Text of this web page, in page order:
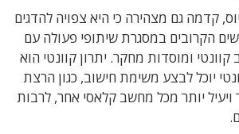
קדמה גם מצהירה כי היא צפויה להדגים
הקרובים במסגרת שיתופי פעולה עם
ומוסדות מחקר. יתרון קוונטי הוא
יוכל לבצע משימת חישוב, כגון הרצת
ויעיל יותר מכל מחשב קלאסי אחר, לרבות